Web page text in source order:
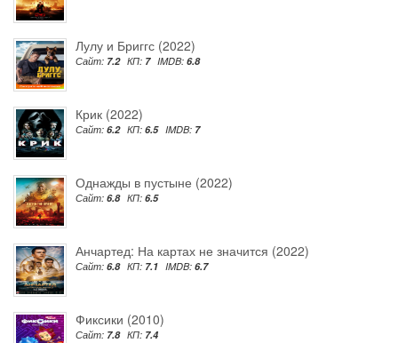
Лулу и Бриггс (2022)
Сайт: 7.2 КП: 7 IMDB: 6.8
Крик (2022)
Сайт: 6.2 КП: 6.5 IMDB: 7
Однажды в пустыне (2022)
Сайт: 6.8 КП: 6.5
Анчартед: На картах не значится (2022)
Сайт: 6.8 КП: 7.1 IMDB: 6.7
Фиксики (2010)
Сайт: 7.8 КП: 7.4